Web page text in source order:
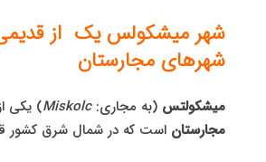
شهر میشکولس یک از
شهرهای مجارستان
میشکولتس (به مجاری:Miskolc) یکی
مجارستان است که در شمال شرق کشور